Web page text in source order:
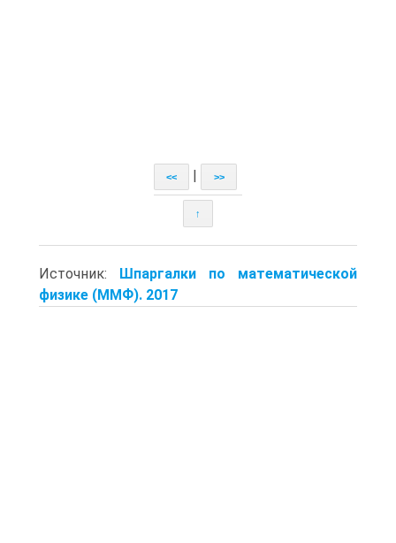
<< | >>
↑
Источник: Шпаргалки по математической
физике (ММФ). 2017